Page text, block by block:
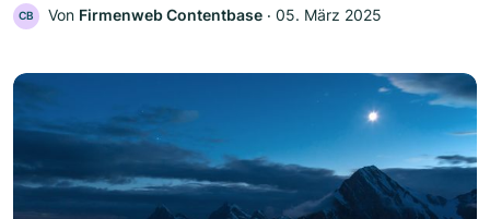
CB Von Firmenweb Contentbase ‧ 05. März 2025